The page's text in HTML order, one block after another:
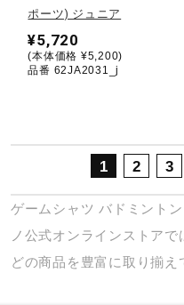
取扱店一覧
ポーツ) ジュニア
¥5,720
(本体価格 ¥5,200)
品番 62JA2031_j
1 2 3
ゲームシャツ バドミントン
ノ公式オンラインストア
どの商品を豊富に取り揃え